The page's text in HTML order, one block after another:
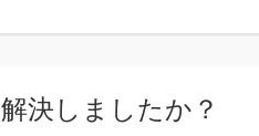
解決しましたか？